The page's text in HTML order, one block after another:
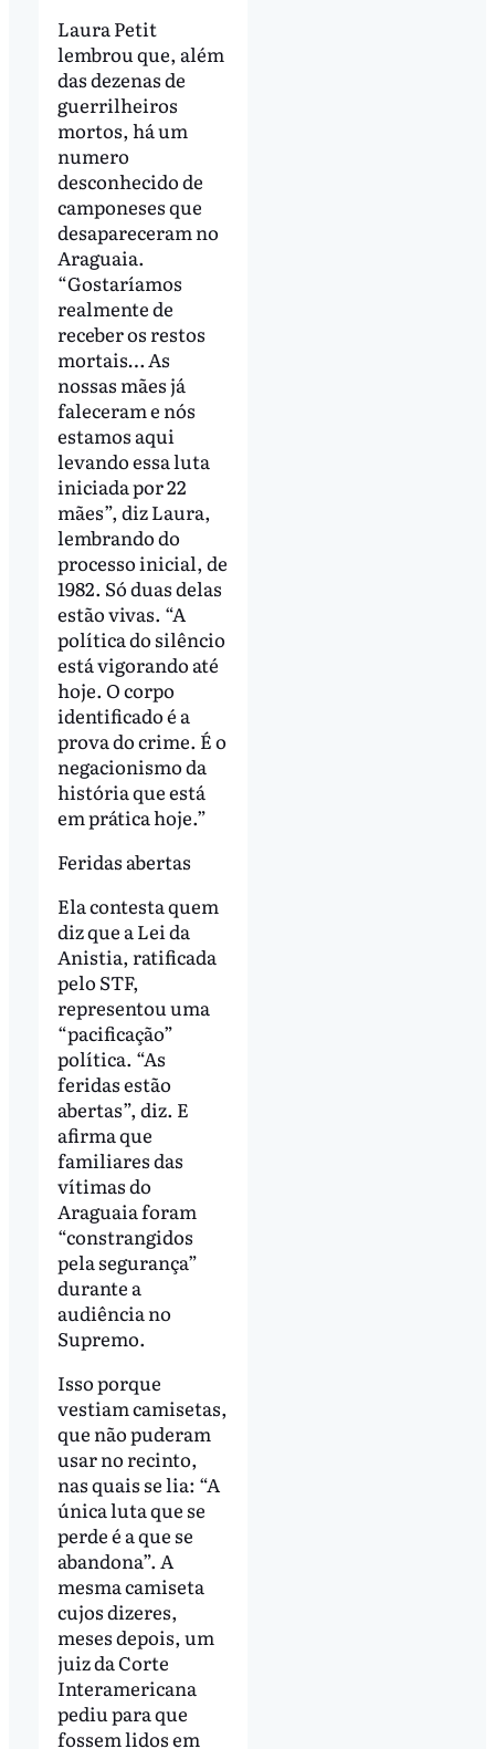
Laura Petit
lembrou que, além
das dezenas de
guerrilheiros
mortos, há um
numero
desconhecido de
camponeses que
desapareceram no
Araguaia.
“Gostaríamos
realmente de
receber os restos
mortais… As
nossas mães já
faleceram e nós
estamos aqui
levando essa luta
iniciada por 22
mães”, diz Laura,
lembrando do
processo inicial, de
1982. Só duas delas
estão vivas. “A
política do silêncio
está vigorando até
hoje. O corpo
identificado é a
prova do crime. É o
negacionismo da
história que está
em prática hoje.”
Feridas abertas
Ela contesta quem
diz que a Lei da
Anistia, ratificada
pelo STF,
representou uma
“pacificação”
política. “As
feridas estão
abertas”, diz. E
afirma que
familiares das
vítimas do
Araguaia foram
“constrangidos
pela segurança”
durante a
audiência no
Supremo.
Isso porque
vestiam camisetas,
que não puderam
usar no recinto,
nas quais se lia: “A
única luta que se
perde é a que se
abandona”. A
mesma camiseta
cujos dizeres,
meses depois, um
juiz da Corte
Interamericana
pediu para que
fossem lidos em